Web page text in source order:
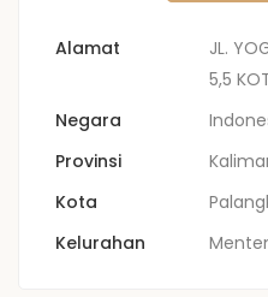
Alamat
JL.
5,5
Negara
Provinsi
Kota
Kelurahan